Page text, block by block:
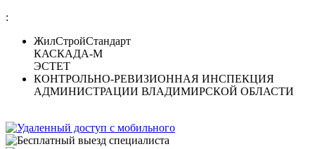
:
ЖилСтройСтандарт
КАСКАДА-М
ЭСТЕТ
КОНТРОЛЬНО-РЕВИЗИОННАЯ ИНСПЕКЦИЯ
АДМИНИСТРАЦИИ ВЛАДИМИРСКОЙ ОБЛАСТИ